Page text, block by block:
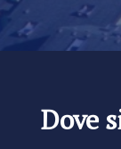
Dove